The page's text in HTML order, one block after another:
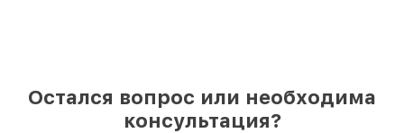
Остался вопрос или необходима
консультация?